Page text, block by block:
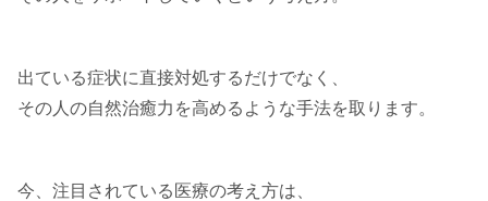
出ている症状に直接対処するだけでなく、
その人の自然治癒力を高めるような手法を取ります。
今、注目されている医療の考え方は、